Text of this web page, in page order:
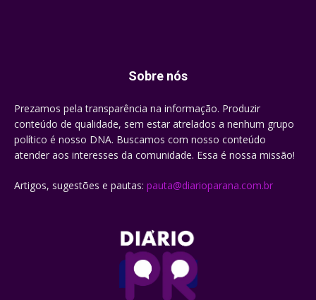
Sobre nós
Prezamos pela transparência na informação. Produzir
conteúdo de qualidade, sem estar atrelados a nenhum grupo
político é nosso DNA. Buscamos com nosso conteúdo
atender aos interesses da comunidade. Essa é nossa missão!
Artigos, sugestões e pautas: pauta@diarioparana.com.br